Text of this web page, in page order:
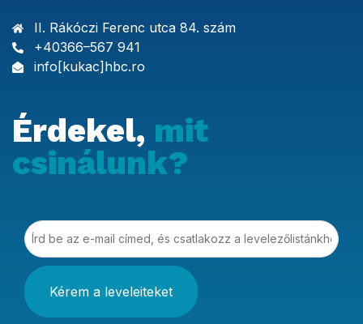
II. Rákóczi Ferenc utca 84. szám
+40366–567 941
info[kukac]hbc.ro
Érdekel, mit
csinálunk?
Írd be az e-mail címed, és csatlakozz a